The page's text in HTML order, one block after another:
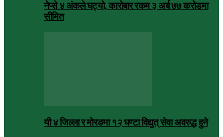
नेप्से ४ अंकले घट्यो, कारोबार रकम ३ अर्ब ७७ करोडमा
सीमित
यी ४ जिल्ला र मोरङमा १२ घण्टा विद्युत् सेवा अवरुद्ध हुने